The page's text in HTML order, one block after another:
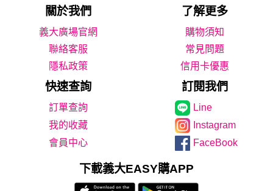
關於我們 了解更多
義大廣場官網
購物須知
聯絡客服
常見問題
隱私政策
信用卡優惠
快速查詢 訂閱我們
Line
我的收藏
Instagram
會員中心
FaceBook
下載義大EASY購APP